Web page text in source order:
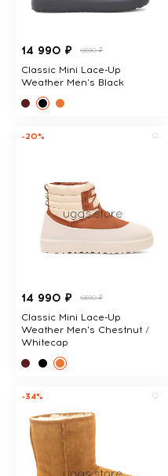
14 990 ₽ 18690 ₽
Classic Mini Lace-Up
Weather Men's Black
-20%
14 990 ₽ 18690 ₽
Classic Mini Lace-Up
Weather Men's Chestnut /
Whitecap
-34%